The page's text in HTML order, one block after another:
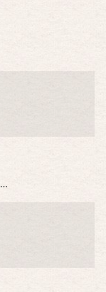
Me encanto que en la reseña hagas referen …